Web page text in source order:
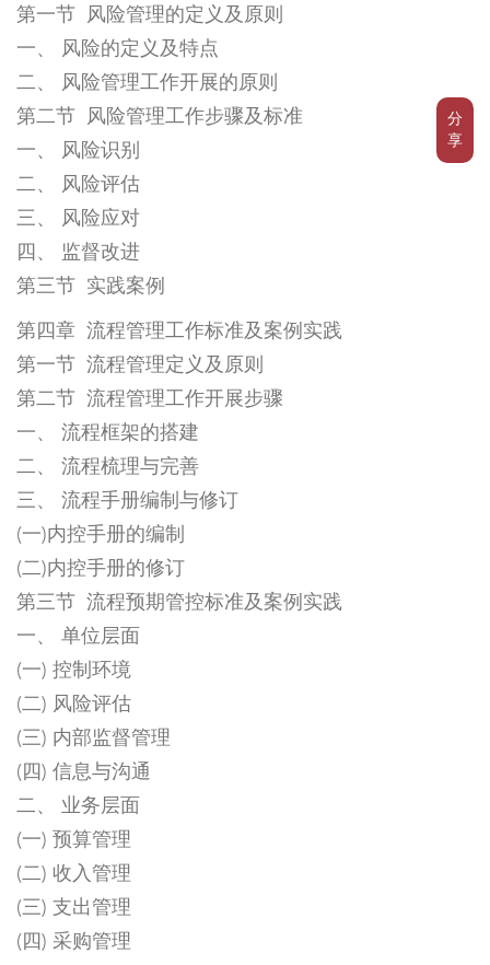
分
享
第一节 风险管理的定义及原则
一、 风险的定义及特点
二、 风险管理工作开展的原则
第二节 风险管理工作步骤及标准
一、 风险识别
二、 风险评估
三、 风险应对
四、 监督改进
第三节 实践案例
第四章 流程管理工作标准及案例实践
第一节 流程管理定义及原则
第二节 流程管理工作开展步骤
一、 流程框架的搭建
二、 流程梳理与完善
三、 流程手册编制与修订
(一)内控手册的编制
(二)内控手册的修订
第三节 流程预期管控标准及案例实践
一、 单位层面
(一) 控制环境
(二) 风险评估
(三) 内部监督管理
(四) 信息与沟通
二、 业务层面
(一) 预算管理
(二) 收入管理
(三) 支出管理
(四) 采购管理